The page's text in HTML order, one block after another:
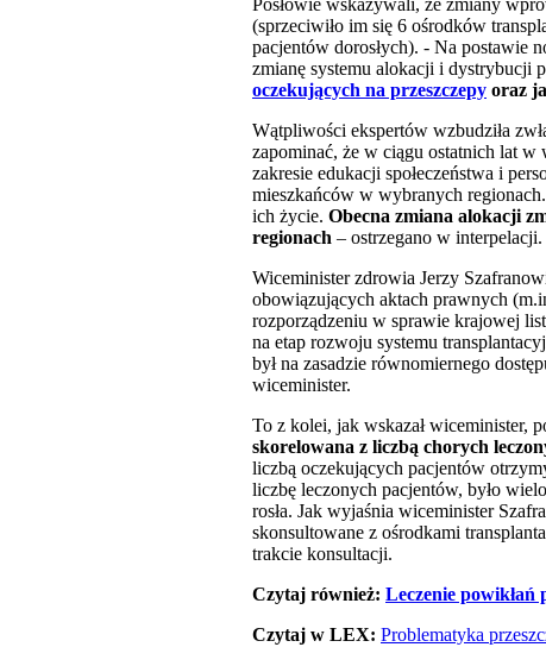
Posłowie wskazywali, że zmiany
(sprzeciwiło im się 6 ośrodków
pacjentów dorosłych). - Na postawie
zmianę systemu alokacji i dystrybucji
oczekujących na przeszczepy oraz
Wątpliwości ekspertów wzbudziła
zapominać, że w ciągu ostatnich lat
zakresie edukacji społeczeństwa i
mieszkańców w wybranych
ich życie. Obecna zmiana alokacji
regionach – ostrzegano w interpelacji.
Wiceminister zdrowia Jerzy
obowiązujących aktach prawnych
rozporządzeniu w sprawie krajowej
na etap rozwoju systemu
był na zasadzie równomiernego
wiceminister.
To z kolei, jak wskazał wiceminister,
skorelowana z liczbą chorych
liczbą oczekujących pacjentów
liczbę leczonych pacjentów, było
rosła. Jak wyjaśnia wiceminister
skonsultowane z ośrodkami
trakcie konsultacji.
Czytaj również: Leczenie powikłań
Czytaj w LEX: Problematyka